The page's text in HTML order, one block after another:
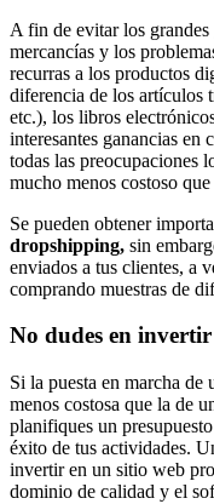
A fin de evitar los
mercancías y los
recurras a los productos
diferencia de los artículos
etc.), los libros
interesantes ganancias
todas las preocupaciones
mucho menos costoso
Se pueden obtener
dropshipping, sin
enviados a tus clientes, a
comprando muestras de
No dudes en invertir
Si la puesta en marcha de
menos costosa que la de
planifiques un
éxito de tus actividades.
invertir en un sitio web
dominio de calidad y el